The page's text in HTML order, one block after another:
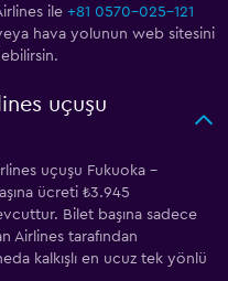
ile +81 0570-025-121
hava yolunun web sitesini
uçuşu
uçuşu Fukuoka -
ücreti ₺3.945
Bilet başına sadece
Airlines tarafından
kalkışlı en ucuz tek yönlü